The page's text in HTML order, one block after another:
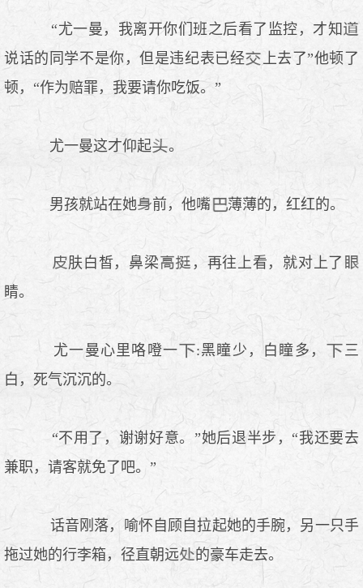
“尤一曼，我离开你们班之后看了监控，才知
说话的同学不是你，但是违纪表已经
上去了”他顿了
顿，“作为赔罪，我要请你吃饭。”
尤一曼这才仰起 。
男孩就站在她 前，他嘴 薄薄的，红红的。
肤白皙，鼻梁
，再往上看，就对上了
睛。
尤一曼心里咯噔一 :黑瞳少，白瞳多，
三
白，死气沉沉的。
“不用了，谢谢好意。”她后退半步，“我还要去
兼职，请客就免了吧。”
话音刚落，喻怀自顾自拉起她的手腕，另一只手
拖过她的行李箱，径直朝远
的豪车走去。